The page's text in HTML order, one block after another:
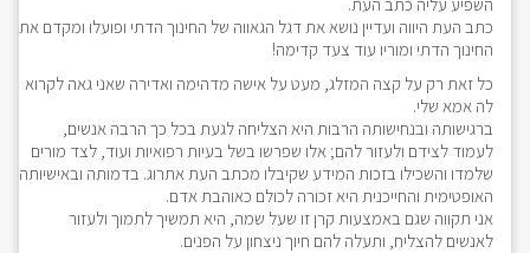
כתב העת היווה ועדיין נושא את דגל הגאווה של החינוך הדתי ופועלו ומקדם את
החינוך הדתי ומוריו עוד צעד קדימה!
כל זאת רק על קצה המזלג, מעט על אישה מדהימה ואדירה שאני גאה לקרוא
לה אמא שלי.
ברגישותה ובנחישותה הרבות היא הצליחה לגעת בכל כך הרבה אנשים,
לעמוד לצידם ולעזור להם; אלו שפרשו בשל בעיות רפואיות ועוד, לצד מורים
שלמדו והשכילו בזכות המידע שקיבלו מכתב העת אתרוג. בדמותה ובאישיותה
האופטימית והחייכנית היא זכורה לכולם כאוהבת אדם.
אני תקווה שגם באמצעות קרן זו שעל שמה, היא תמשיך לתמוך ולעזור
לאנשים להצליח, ותעלה להם חיוך ניצחון על הפנים.